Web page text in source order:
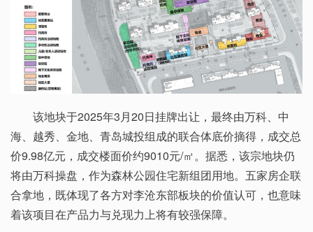
该地块于2025年3月20日挂牌出让，最终由万科、中
海、越秀、金地、青岛城投组成的联合体底价摘得，成交总
价9.98亿元，成交楼面价约9010元/㎡。据悉，该宗地块仍
将由万科操盘，作为森林公园住宅新组团用地。五家房企联
合拿地，既体现了各方对李沧东部板块的价值认可，也意味
着该项目在产品力与兑现力上将有较强保障。